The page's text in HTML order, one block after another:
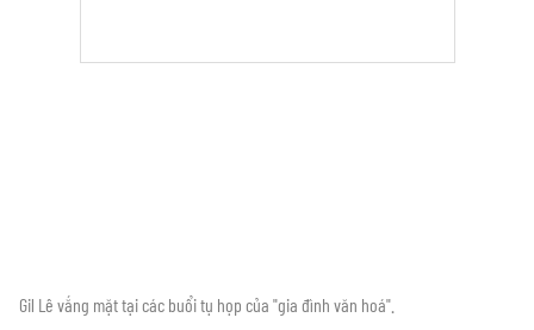
Gil Lê vắng mặt tại các buổi tụ họp của "gia đình văn hoá".